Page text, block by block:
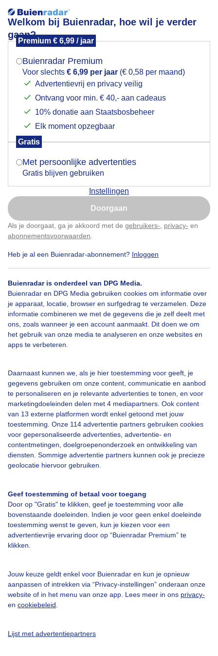
Welkom bij Buienradar, hoe wil je verder
gaan?
Premium € 6,99 / jaar
Buienradar Premium
Voor slechts € 6,99 per jaar (€ 0,58 per maand)
Advertentievrij en privacy veilig
Ontvang voor min. € 40,- aan cadeaus
10% donatie aan Staatsbosbeheer
Elk moment opzegbaar
Gratis
Met persoonlijke advertenties
Gratis blijven gebruiken
Instellingen
Doorgaan
Als je doorgaat, ga je akkoord met de gebruikers- privacy- en
abonnementsvoorwaarden
Heb je al een Buienradar-abonnement? Inloggen
Buienradar is onderdeel van DPG Media.
Buienradar en DPG Media gebruiken cookies om informatie over
je apparaat, locatie, browser en surfgedrag te verzamelen. Deze
informatie combineren we met de gegevens die je zelf deelt met
ons, zoals wanneer je een account aanmaakt. Dit doen we om
het gebruik van onze media te analyseren en onze websites en
apps te verbeteren.
Daarnaast kunnen we, als je hier toestemming voor geeft, je
gegevens gebruiken om onze content, communicatie en aanbod
te personaliseren en je relevante advertenties te tonen, en voor
marketingdoeleinden delen met 4 mediapartners. Ook content
van 13 externe platformen wordt enkel getoond met jouw
toestemming. Onze 114 advertentie partners gebruiken cookies
voor gepersonaliseerde advertenties, advertentie- en
contentmetingen, doelgroepenonderzoek en ontwikkeling van
diensten. Sommige advertentie partners kunnen ook je precieze
geolocatie hiervoor gebruiken.
Geef toestemming of betaal voor toegang
Door op "Gratis" te klikken, geef je toestemming voor alle
bovenstaande doeleinden. Indien je voor geen enkel doeleinde
toestemming wenst te geven, kun je kiezen voor een
advertentievrije ervaring door op “Buienradar Premium” te
klikken.
Jouw keuze geldt enkel voor Buienradar en kun je opnieuw
aanpassen of intrekken via “Privacy-instellingen” onderaan onze
website of in het menu van onze app. Lees meer in ons privacy-
en cookiebeleid
Lijst met advertentiepartners
Maisplanten
Door: Anita Maes-Kuppens Gemaakt: 17-10-2023, 232x bekeken
Drogemaisplanten Maisakker Zon
Bekijk slideshow
Over Buienradar
Bedrijfsgegevens
Contact
Toegankelijkheid
Gebruikersvoorwaarden
Adverteren
Privacy beleid
Cookie beleid
Mogen we je locatie gebruiken voor het
Indien je hier nog geen akkoord op hebt gegeven,
verschijnt er zo een pop-up uit je browser waarin
Is goed, toon de popup
Nu niet, misschien later
Klik hierom dit aan te passen